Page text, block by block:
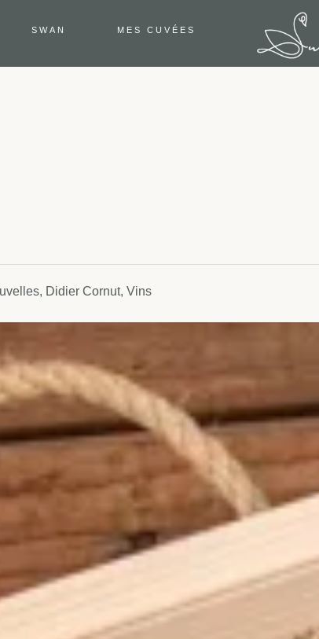
SWAN MES CUVÉES
, Didier Cornut, Vins